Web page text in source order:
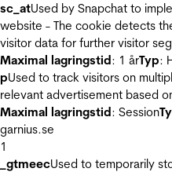
sc_atUsed by Snapchat to
website - The cookie detects
visitor data for further visitor
Maximal lagringstid: 1 årTyp:
pUsed to track visitors on
relevant advertisement based
Maximal lagringstid: Session
garnius.se
1
_gtmeecUsed to temporarily